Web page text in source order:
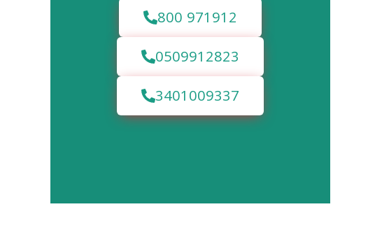
800 971912
0509912823
3401009337